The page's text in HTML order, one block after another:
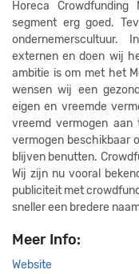
Horeca
segment erg goed.
ondernemerscultuur.
externen en doen wij
ambitie is om met het
wensen wij een
eigen en vreemde
vreemd vermogen
vermogen beschikbaar
blijven benutten.
Wij zijn nu vooral
publiciteit met
sneller een bredere
Meer Info:
Website